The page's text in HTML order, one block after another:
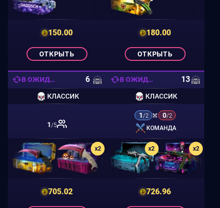
150.00
ОТКРЫТЬ
180.00
ОТКРЫТЬ
В ОЖИДАНИИ 6
КЛАССИК
1/5
x2 x2
705.02
В ОЖИДАНИИ 13
КЛАССИК
1/2 0/2
КОМАНДА
x2 x2
726.96